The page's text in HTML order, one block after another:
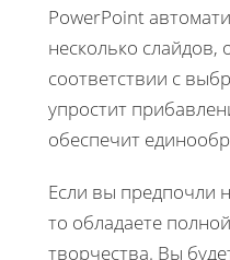
PowerPoint
несколько
соответствии с
упростит
обеспечит
Если вы предпочли
то обладаете
творчества. Вы